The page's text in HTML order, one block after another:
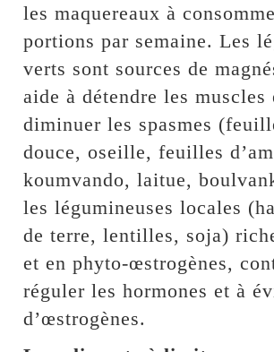
les maquereaux à
portions par semaine. Les
verts sont sources de
aide à détendre les muscles
diminuer les spasmes
douce, oseille, feuilles
koumvando, laitue,
les légumineuses locales
de terre, lentilles, soja)
et en phyto-œstrogènes,
réguler les hormones et à
d’œstrogènes.